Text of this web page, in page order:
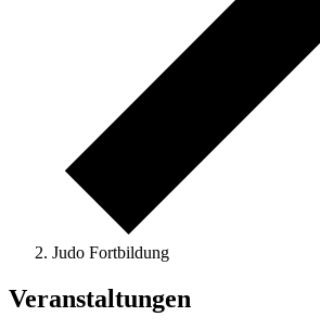
Judo Fortbildung
Veranstaltungen